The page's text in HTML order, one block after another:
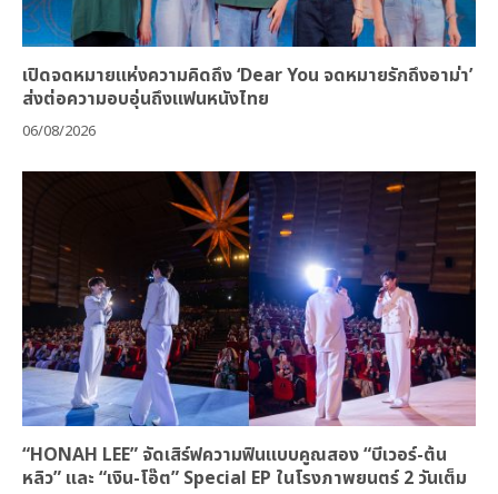
เปิดจดหมายแห่งความคิดถึง ‘Dear You จดหมายรักถึงอาม่า’
ส่งต่อความอบอุ่นถึงแฟนหนังไทย
06/08/2026
“HONAH LEE” จัดเสิร์ฟความฟินแบบคูณสอง “บีเวอร์-ต้น
หลิว” และ “เงิน-โอ๊ต” Special EP ในโรงภาพยนตร์ 2 วันเต็ม